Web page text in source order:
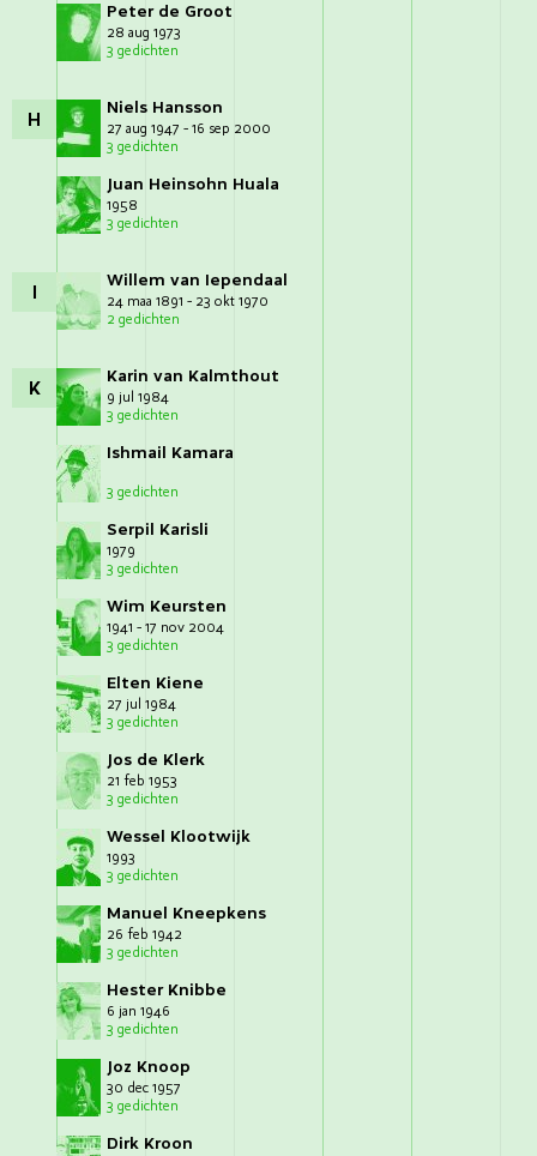
Peter de Groot
28 aug 1973
3 gedichten
H Niels Hansson
27 aug 1947 - 16 sep 2000
3 gedichten
Juan Heinsohn Huala
1958
3 gedichten
I Willem van Iependaal
24 maa 1891 - 23 okt 1970
2 gedichten
K Karin van Kalmthout
9 jul 1984
3 gedichten
Ishmail Kamara
3 gedichten
Serpil Karisli
1979
3 gedichten
Wim Keursten
1941 - 17 nov 2004
3 gedichten
Elten Kiene
27 jul 1984
3 gedichten
Jos de Klerk
21 feb 1953
3 gedichten
Wessel Klootwijk
1993
3 gedichten
Manuel Kneepkens
26 feb 1942
3 gedichten
Hester Knibbe
6 jan 1946
3 gedichten
Joz Knoop
30 dec 1957
3 gedichten
Dirk Kroon